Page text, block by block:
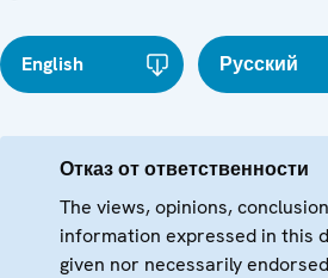
English Русский
Отказ от ответственности
The views, opinions,
information expressed in this
given nor necessarily